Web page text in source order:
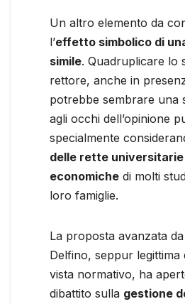
Un altro elemento da
l’effetto simbolico di
simile. Quadruplicare lo
rettore, anche in
potrebbe sembrare una
agli occhi dell’opinione
specialmente
delle rette universitarie
economiche di molti
loro famiglie.
La proposta avanzata
Delfino, seppur legittima
vista normativo, ha
dibattito sulla gestione